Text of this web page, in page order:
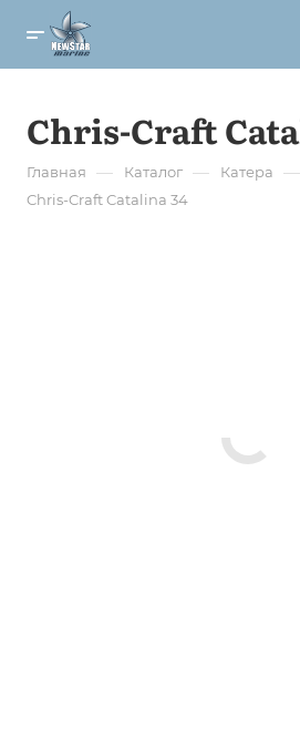
Chris-Craft
Главная — Каталог — Катера —
Chris-Craft Catalina 34